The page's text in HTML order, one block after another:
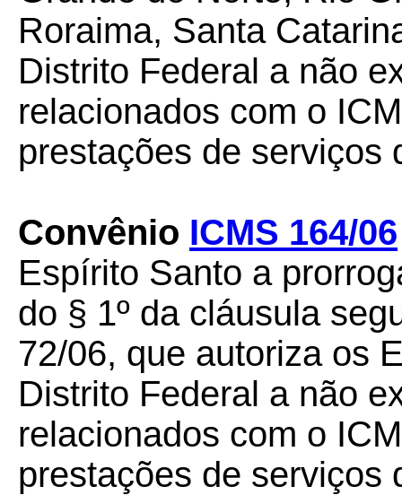
Roraima, Santa
Distrito Federal a não
relacionados com o
prestações de serviços
Convênio ICMS 164/06
Espírito Santo a
do § 1º da cláusula
72/06, que autoriza os
Distrito Federal a não
relacionados com o
prestações de serviços